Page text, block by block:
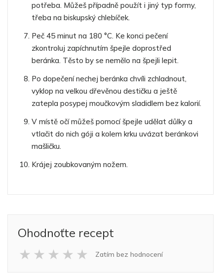
potřeba. Můžeš případně použít i jiný typ formy,
třeba na biskupský chlebíček.
Peč 45 minut na 180 °C. Ke konci pečení
zkontroluj zapíchnutím špejle doprostřed
beránka. Těsto by se nemělo na špejli lepit.
Po dopečení nechej beránka chvíli zchladnout,
vyklop na velkou dřevěnou destičku a ještě
zatepla posypej moučkovým sladidlem bez kalorií.
V místě očí můžeš pomocí špejle udělat důlky a
vtlačit do nich góji a kolem krku uvázat beránkovi
mašličku.
Krájej zoubkovaným nožem.
Ohodnoťte recept
★ ★ ★ ★ ★ Zatím bez hodnocení